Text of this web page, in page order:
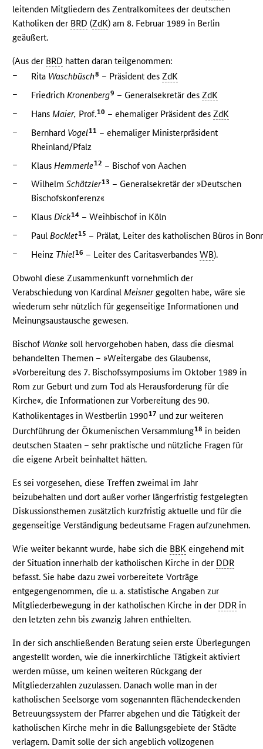
leitenden Mitgliedern des Zentralkomitees der deutschen
Katholiken der BRD (ZdK) am 8. Februar 1989 in Berlin
geäußert.
(Aus der BRD hatten daran teilgenommen:
–
Rita Waschbüsch8 – Präsident desZdK
–
FriedrichKronenberg9 – Generalsekretär desZdK
–
Hans Maier, Prof.10 – ehemaliger Präsident desZdK
–
Bernhard Vogel11 – ehemaliger Ministerpräsident
Rheinland/Pfalz
–
Klaus Hemmerle12 – Bischof von Aachen
–
WilhelmSchätzler13 – Generalsekretär der »Deutschen
Bischofskonferenz«
–
KlausDick14 – Weihbischof in Köln
–
PaulBocklet15 – Prälat, Leiter des katholischen Büros in
–
Heinz Thiel16 – Leiter des CaritasverbandesWB).
Obwohl diese Zusammenkunft vornehmlich der
Verabschiedung von KardinalMeisnergegolten habe, wäre sie
wiederum sehr nützlich für gegenseitige Informationen und
Meinungsaustausche gewesen.
Bischof Wanke soll hervorgehoben haben, dass die diesmal
behandelten Themen – »Weitergabe des Glaubens«,
»Vorbereitung des 7. Bischofssymposiums im Oktober 1989 in
Rom zur Geburt und zum Tod als Herausforderung für die
Kirche«, die Informationen zur Vorbereitung des 90.
Katholikentages in Westberlin 199017 und zur weiteren
Durchführung der Ökumenischen Versammlung18 in beiden
deutschen Staaten – sehr praktische und nützliche Fragen für
die eigene Arbeit beinhaltet hätten.
Es sei vorgesehen, diese Treffen zweimal im Jahr
beizubehalten und dort außer vorher längerfristig festgelegten
Diskussionsthemen zusätzlich kurzfristig aktuelle und für die
gegenseitige Verständigung bedeutsame Fragen aufzunehmen.
Wie weiter bekannt wurde, habe sich die BBK eingehend mit
der Situation innerhalb der katholischen Kirche in der DDR
befasst. Sie habe dazu zwei vorbereitete Vorträge
entgegengenommen, die u. a. statistische Angaben zur
Mitgliederbewegung in der katholischen Kirche in der DDR in
den letzten zehn bis zwanzig Jahren enthielten.
In der sich anschließenden Beratung seien erste Überlegungen
angestellt worden, wie die innerkirchliche Tätigkeit aktiviert
werden müsse, um keinen weiteren Rückgang der
Mitgliederzahlen zuzulassen. Danach wolle man in der
katholischen Seelsorge vom sogenannten flächendeckenden
Betreuungssystem der Pfarrer abgehen und die Tätigkeit der
katholischen Kirche mehr in die Ballungsgebiete der Städte
verlagern. Damit solle der sich angeblich vollzogenen